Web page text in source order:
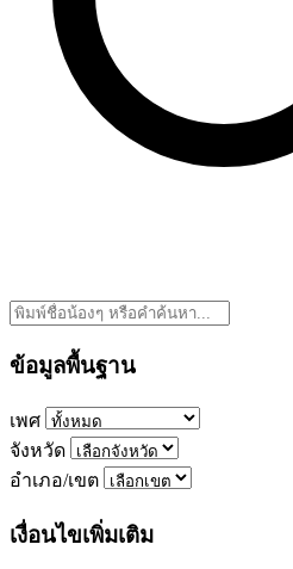
ข้อมูลพื้นฐาน
เพศ
จังหวัด
อำเภอ/เขต
เงื่อนไขเพิ่มเติม